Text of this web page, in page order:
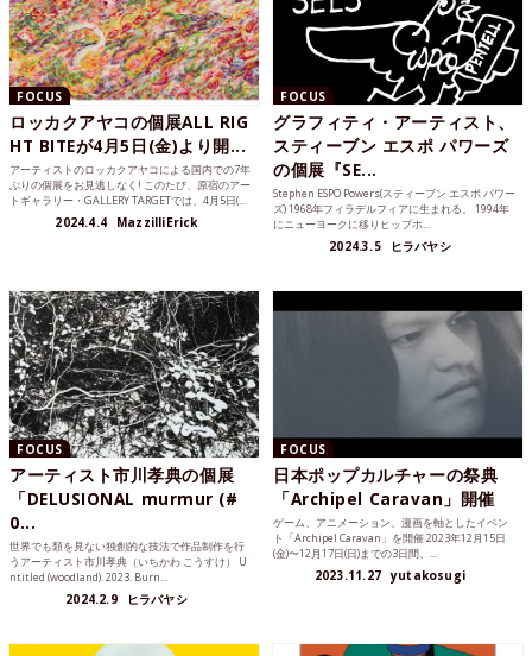
FOCUS
ロッカクアヤコの個展ALL RIG
HT BITEが4月5日(金)より開...
アーティストのロッカクアヤコによる国内での7年
ぶりの個展をお見逃しなく! このたび、原宿のアー
トギャラリー・GALLERY TARGETでは、4月5日(...
2024.4.4 MazzilliErick
FOCUS
グラフィティ・アーティスト、
スティーブン エスポ パワーズ
の個展『SE...
Stephen ESPO Powers(スティーブン エスポ パワー
ズ) 1968年フィラデルフィアに生まれる。 1994年
にニューヨークに移りヒップホ...
2024.3.5 ヒラバヤシ
FOCUS
アーティスト市川孝典の個展
「DELUSIONAL murmur (#
0...
世界でも類を見ない独創的な技法で作品制作を行
うアーティスト市川孝典（いちかわ こうすけ） U
ntitled (woodland). 2023. Burn...
2024.2.9 ヒラバヤシ
FOCUS
日本ポップカルチャーの祭典
「Archipel Caravan」開催
ゲーム、アニメーション、漫画を軸としたイベン
ト「Archipel Caravan」を開催 2023年12月15日
(金)〜12月17日(日)までの3日間、...
2023.11.27 yutakosugi